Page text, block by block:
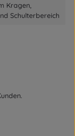
Kragen,
Schulterbereich